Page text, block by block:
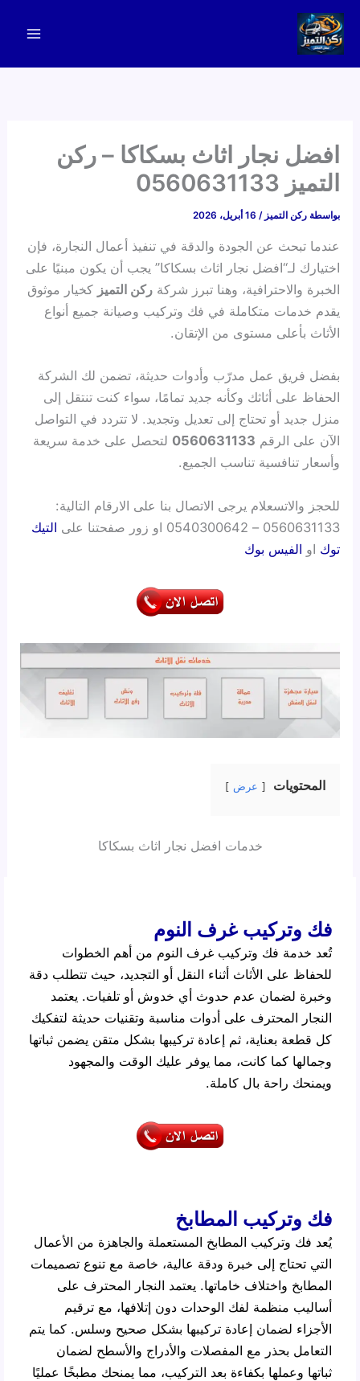
تخطي
المحتوى
افضل نجار اثاث بسكاكا – ركن
التميز 0560631133
بواسطة ركن التميز/ 16 أبريل، 2026
عندما تبحث عن الجودة والدقة في تنفيذ أعمال النجارة، فإن
اختيارك لـ“افضل نجار اثاث بسكاكا” يجب أن يكون مبنيًا على
الخبرة والاحترافية، وهنا تبرز شركةركن التميز كخيار موثوق
يقدم خدمات متكاملة في فك وتركيب وصيانة جميع أنواع
الأثاث بأعلى مستوى من الإتقان.
بفضل فريق عمل مدرّب وأدوات حديثة، تضمن لك الشركة
الحفاظ على أثاثك وكأنه جديد تمامًا، سواء كنت تنتقل إلى
منزل جديد أو تحتاج إلى تعديل وتجديد. لا تتردد في التواصل
الآن على الرقم 0560631133 لتحصل على خدمة سريعة
وأسعار تنافسية تناسب الجميع.
للحجز والاتسعلام يرجى الاتصال بنا على الارقام التالية:
0560631133 – 0540300642 او زور صفحتنا على
التيك
توك او الفيس بوك
المحتويات عرض
خدمات افضل نجار اثاث بسكاكا
فك وتركيب غرف النوم
تُعد خدمة فك وتركيب غرف النوم من أهم الخطوات
للحفاظ على الأثاث أثناء النقل أو التجديد، حيث تتطلب دقة
وخبرة لضمان عدم حدوث أي خدوش أو تلفيات. يعتمد
النجار المحترف على أدوات مناسبة وتقنيات حديثة لتفكيك
كل قطعة بعناية، ثم إعادة تركيبها بشكل متقن يضمن ثباتها
وجمالها كما كانت، مما يوفر عليك الوقت والمجهود
ويمنحك راحة بال كاملة.
فك وتركيب المطابخ
يُعد فك وتركيب المطابخ المستعملة والجاهزة من الأعمال
التي تحتاج إلى خبرة ودقة عالية، خاصة مع تنوع تصميمات
المطابخ واختلاف خاماتها. يعتمد النجار المحترف على
أساليب منظمة لفك الوحدات دون إتلافها، مع ترقيم
الأجزاء لضمان إعادة تركيبها بشكل صحيح وسلس. كما يتم
التعامل بحذر مع المفصلات والأدراج والأسطح لضمان
ثباتها وعملها بكفاءة بعد التركيب، مما يمنحك مطبخًا عمليًا